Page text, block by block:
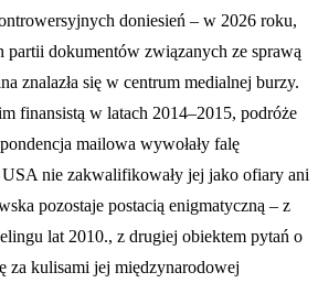
doniesień – w 2026 roku,
dokumentów związanych ze sprawą
znalazła się w centrum medialnej burzy.
finansistą w latach 2014–2015, podróże
mailowa wywołały falę
USA nie zakwalifikowały jej jako ofiary ani
pozostaje postacią enigmatyczną – z
lat 2010., z drugiej obiektem pytań o
za kulisami jej międzynarodowej